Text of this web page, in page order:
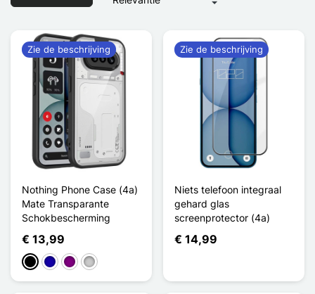
Nothing Phone Case (4a)
Mate Transparante
Schokbescherming
€ 13,99
ZwartDonkerblauw
PurperTransparant
Zie de beschrijving
Niets telefoon integraal
gehard glas
screenprotector (4a)
€ 14,99
Zie de beschrijving